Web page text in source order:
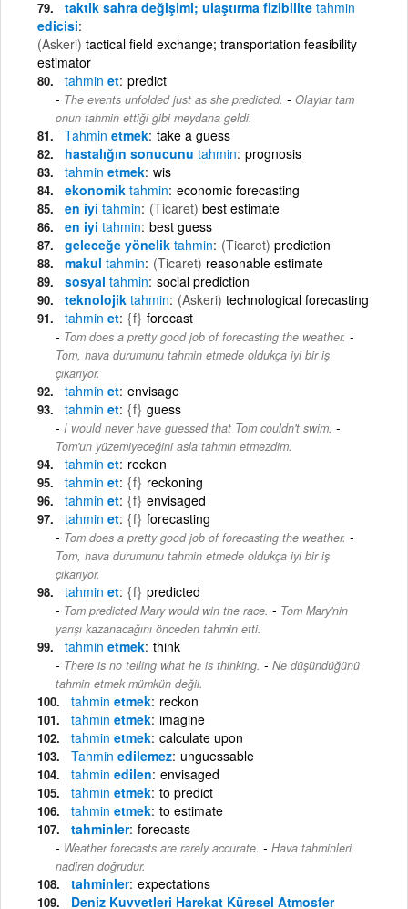
taktik sahra değişimi; ulaştırma fizibilite tahmin
edicisi
(Askeri) tactical field exchange; transportation feasibility
estimator
tahmin et predict
The events unfolded just as she predicted. - Olaylar tam
onun tahmin ettiği gibi meydana geldi.
Tahmin etmek take a guess
hastalığın sonucunu tahmin prognosis
tahmin etmek wis
ekonomik tahmin economic forecasting
en iyi tahmin (Ticaret) best estimate
en iyi tahmin best guess
geleceğe yönelik tahmin (Ticaret) prediction
makul tahmin (Ticaret) reasonable estimate
sosyal tahmin social prediction
teknolojik tahmin (Askeri) technological forecasting
tahmin et {f} forecast
Tom does a pretty good job of forecasting the weather. -
Tom, hava durumunu tahmin etmede oldukça iyi bir iş
çıkarıyor.
tahmin et envisage
tahmin et {f} guess
I would never have guessed that Tom couldn't swim. -
Tom'un yüzemiyeceğini asla tahmin etmezdim.
tahmin et reckon
tahmin et {f} reckoning
tahmin et {f} envisaged
tahmin et {f} forecasting
Tom does a pretty good job of forecasting the weather. -
Tom, hava durumunu tahmin etmede oldukça iyi bir iş
çıkarıyor.
tahmin et {f} predicted
Tom predicted Mary would win the race. - Tom Mary'nin
yarışı kazanacağını önceden tahmin etti.
tahmin etmek think
There is no telling what he is thinking. - Ne düşündüğünü
tahmin etmek mümkün değil.
tahmin etmek reckon
tahmin etmek imagine
tahmin etmek calculate upon
Tahmin edilemez unguessable
tahmin edilen envisaged
tahmin etmek to predict
tahmin etmek to estimate
tahminler forecasts
Weather forecasts are rarely accurate. - Hava tahminleri
nadiren doğrudur.
tahminler expectations
Deniz Kuvvetleri Harekat Küresel Atmosfer